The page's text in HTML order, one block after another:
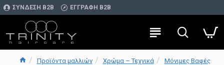
ΣΎΝΔΕΣΗ Β2Β ΕΓΓΡΑΦΉ Β2Β
Προϊόντα μαλλιών Χρώμα – Τεχνικά
Μόνιμες Βαφές